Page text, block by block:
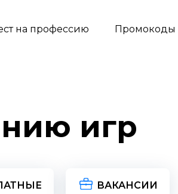
на профессию Промокоды
игр
ВАКАНСИИ